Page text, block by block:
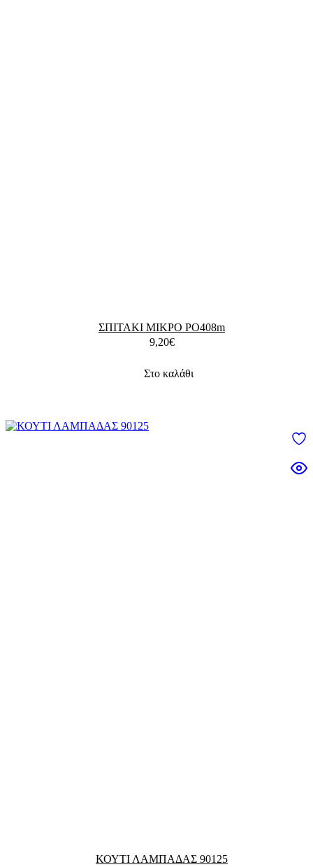
ΣΠΙΤΑΚΙ ΜΙΚΡΟ PO408m
9,20€
Στο καλάθι
ΚΟΥΤΙ ΛΑΜΠΑΔΑΣ 90125